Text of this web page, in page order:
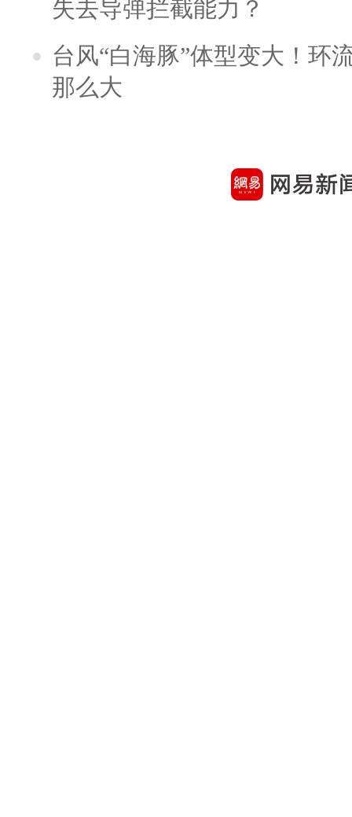
失去导弹拦截能力？
台风“白海豚”体型变大！环
那么大